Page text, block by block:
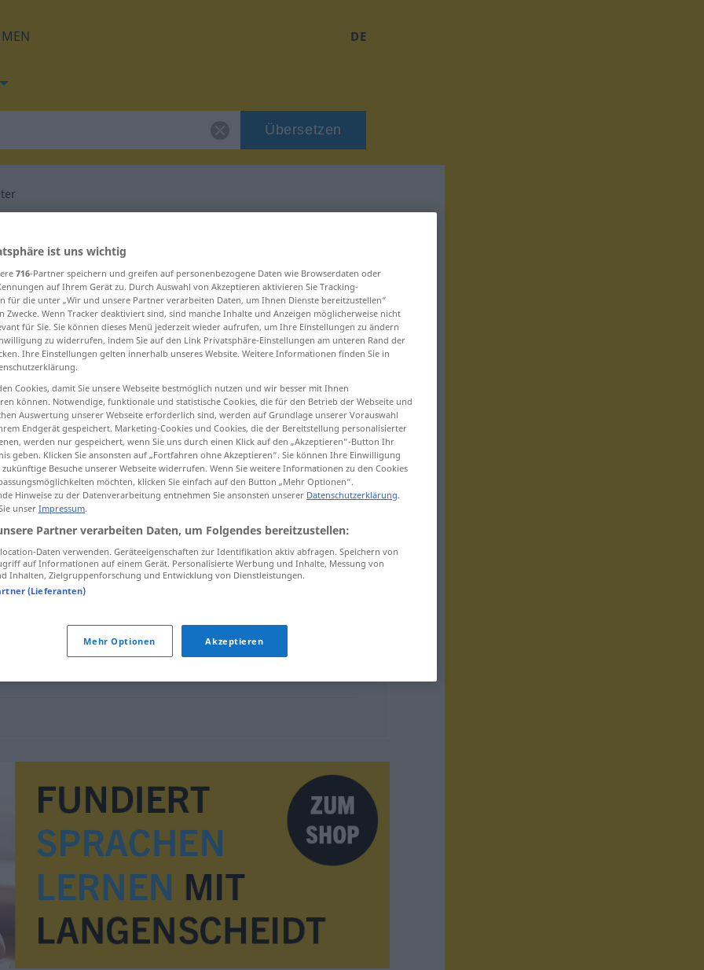
DE
Übersetzen
für "Volksvertreter"
f<Volksvertreterin
f Volksvertreter
ist uns wichtig
716-Partner speichern und greifen auf personenbezogene Daten wie Browserdaten oder
auf Ihrem Gerät zu. Durch Auswahl von Akzeptieren aktivieren Sie Tracking-
für die unter „Wir und unsere Partner verarbeiten Daten, um Ihnen Dienste bereitzustellen“
Zwecke. Wenn Tracker deaktiviert sind, sind manche Inhalte und Anzeigen möglicherweise nicht
für Sie. Sie können dieses Menü jederzeit wieder aufrufen, um Ihre Einstellungen zu ändern
zu widerrufen, indem Sie auf den Link Privatsphäre-Einstellungen am unteren Rand der
Ihre Einstellungen gelten innerhalb unseres Website. Weitere Informationen finden Sie in
Cookies, damit Sie unsere Webseite bestmöglich nutzen und wir besser mit Ihnen
können. Notwendige, funktionale und statistische Cookies, die für den Betrieb der Webseite und
Auswertung unserer Webseite erforderlich sind, werden auf Grundlage unserer Vorauswahl
Endgerät gespeichert. Marketing-Cookies und Cookies, die der Bereitstellung personalisierter
werden nur gespeichert, wenn Sie uns durch einen Klick auf den „Akzeptieren“-Button Ihr
geben. Klicken Sie ansonsten auf „Fortfahren ohne Akzeptieren“. Sie können Ihre Einwilligung
Besuche unserer Webseite widerrufen. Wenn Sie weitere Informationen zu den Cookies
möchten, klicken Sie einfach auf den Button „Mehr Optionen“.
Hinweise zu der Datenverarbeitung entnehmen Sie ansonsten unserer Datenschutzerklärung.
unser Impressum.
Partner verarbeiten Daten, um Folgendes bereitzustellen:
Daten verwenden. Geräteeigenschaften zur Identifikation aktiv abfragen. Speichern von
auf Informationen auf einem Gerät. Personalisierte Werbung und Inhalte, Messung von
Inhalten, Zielgruppenforschung und Entwicklung von Dienstleistungen.
(Lieferanten)
Mehr Optionen Akzeptieren